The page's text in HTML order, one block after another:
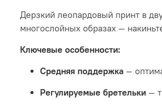
Дерзкий леопардовый принт в
многослойных образах —
Ключевые особенности:
Средняя поддержка —
Регулируемые бретельки —